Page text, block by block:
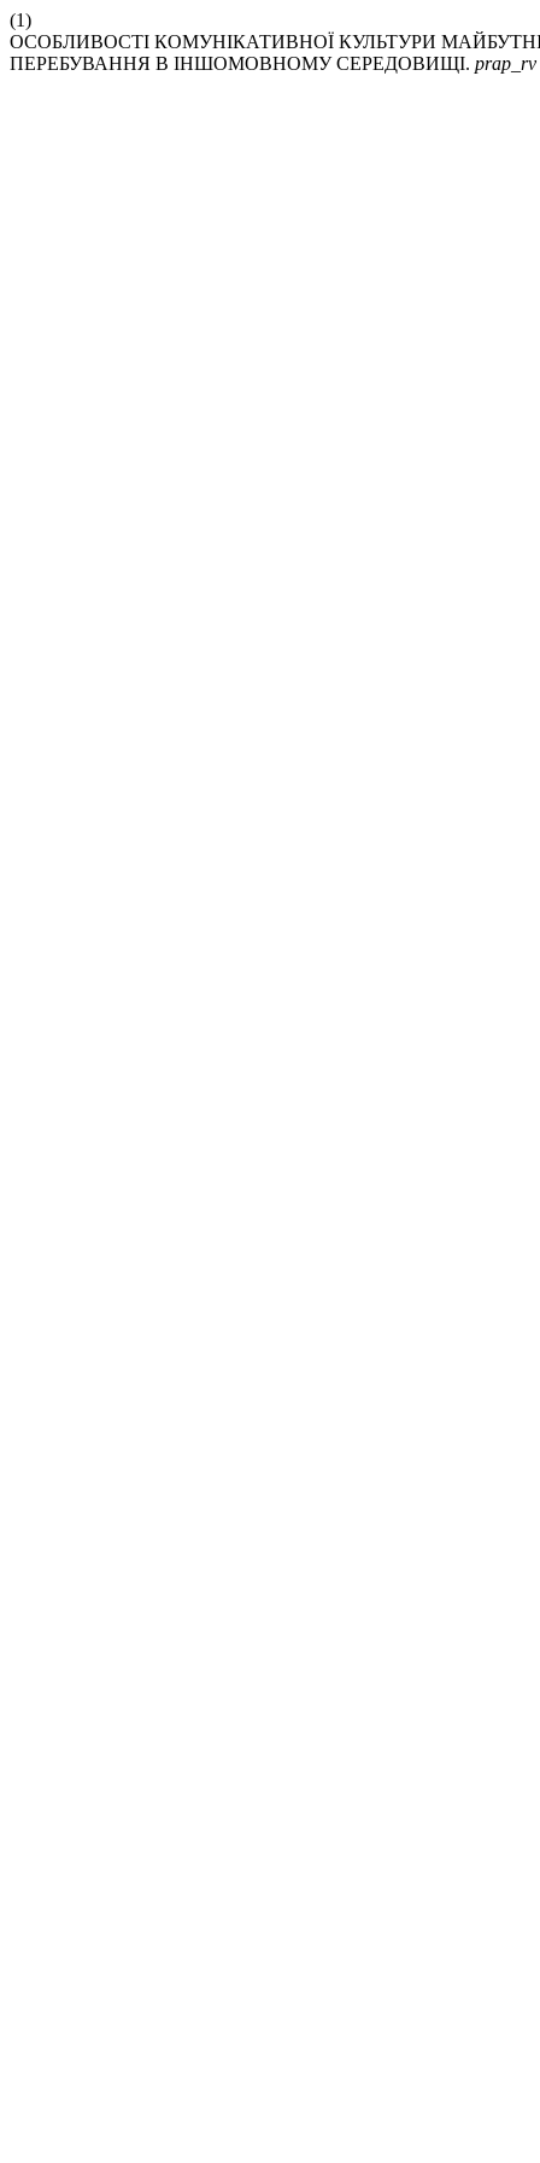
(1)
ОСОБЛИВОСТІ КОМУНІКАТИВНОЇ КУЛЬТУРИ
ПЕРЕБУВАННЯ В ІНШОМОВНОМУ СЕРЕДОВИЩІ. prap_rv